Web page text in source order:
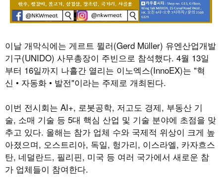
이날 개막식에는 게르트 뮐러(Gerd Müller) 유엔산업개발
기구(UNIDO) 사무총장이 주빈으로 참석했다. 4월 13일
부터 16일까지 나흘간 열리는 이노엑스(InnoEX)는 "혁
신 • 자동화 • 발전"이라는 주제로 개최된다.
이번 전시회는 AI+, 로봇공학, 저고도 경제, 부동산 기
술, 소매 기술 등 5대 핵심 산업 및 기술 분야에 초점을 맞
추고 있다. 올해는 참가 업체 수와 국제적 위상이 크게 높
아졌으며, 오스트리아, 독일, 헝가리, 이스라엘, 카자흐스
탄, 네덜란드, 필리핀, 미국 등 여러 국가에서 새로운 참
가 업체들이 참여한다.